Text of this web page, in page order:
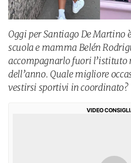
Oggi per Santiago De Martino
scuola e mamma Belén
accompagnarlo fuori l’istituto
dell’anno. Quale migliore
vestirsi sportivi in coordinato?
VIDEO